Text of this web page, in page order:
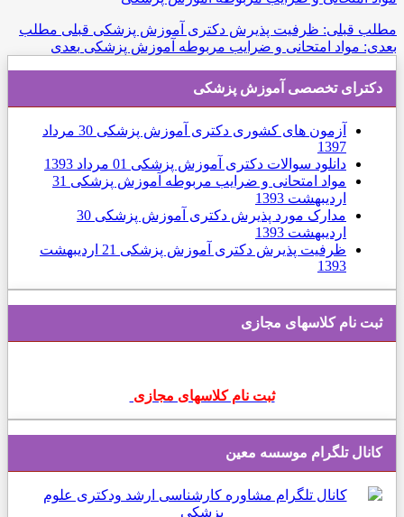
مطلب قبلی: ظرفیت پذیرش دکتری آموزش پزشکی قبلی مطلب
بعدی: مواد امتحانی و ضرایب مربوطه آموزش پزشکی بعدی
دكترای تخصصی آموزش پزشکی
آزمون های كشوری دکتری آموزش پزشکی
30 مرداد
1397
دانلود سوالات دکتری آموزش پزشکی 01 مرداد 1393
مواد امتحانی و ضرایب مربوطه آموزش پزشکی 31
ارديبهشت 1393
مدارک مورد پذیرش دکتری آموزش پزشکی 30
ارديبهشت 1393
ظرفیت پذیرش دکتری آموزش پزشکی
21 ارديبهشت
1393
ثبت نام کلاسهای مجازی
ثبت نام کلاسهای مجازی
کانال تلگرام موسسه معین